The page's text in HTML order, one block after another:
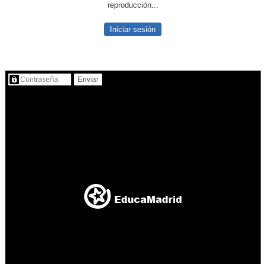
reproducción...
Iniciar sesión
Contenido protegido…